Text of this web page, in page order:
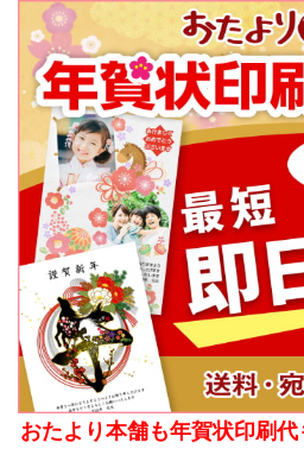
おたより本舗も年賀状印刷